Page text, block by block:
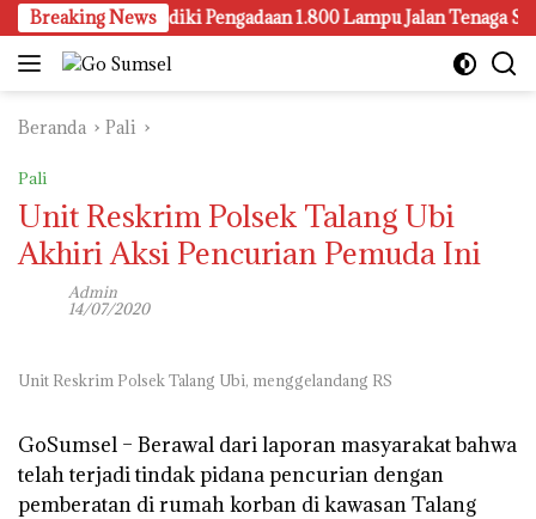
Langsung
ke
konten
Breaking News
Juga Selidiki Pengadaan 1.800 Lampu Jalan Tenaga Surya
Beranda Pali
Pali
Unit Reskrim Polsek Talang Ubi
Akhiri Aksi Pencurian Pemuda Ini
Admin
14/07/2020
Unit Reskrim Polsek Talang Ubi, menggelandang RS
GoSumsel – Berawal dari laporan masyarakat bahwa
telah terjadi tindak pidana pencurian dengan
pemberatan di rumah korban di kawasan Talang